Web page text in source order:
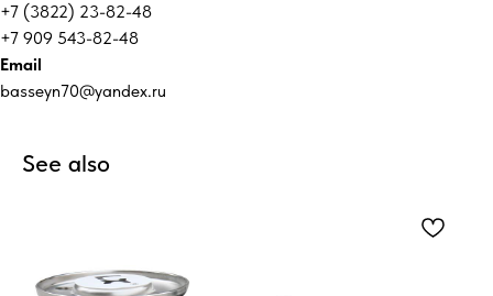
+7 (3822) 23-82-48
+7 909 543-82-48
Email
basseyn70@yandex.ru
See also